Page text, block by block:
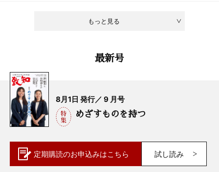
もっと見る
最新号
8月1日 発行／ 9 月号
めざすものを持つ
定期購読のお申込みはこちら 試し読み